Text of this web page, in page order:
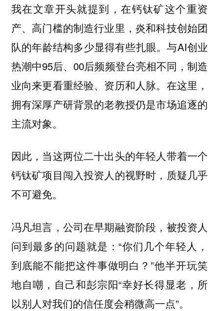
我在文章开头就提到，在钙钛矿这个重资
产、高门槛的制造行业里，炎和科技创始团
队的年龄结构多少显得有些扎眼。与AI创业
热潮中95后、00后频频登台亮相不同，制造
业向来更看重经验、资历和人脉。在这里，
拥有深厚产研背景的老教授仍是市场追逐的
主流对象。
因此，当这两位二十出头的年轻人带着一个
钙钛矿项目闯入投资人的视野时，质疑几乎
不可避免。
冯凡坦言，公司在早期融资阶段，被投资人
问到最多的问题就是：“你们几个年轻人，
到底能不能把这件事做明白？”他半开玩笑
地自嘲，自己和彭宗阳“幸好长得显老，所
以别人对我们的信任度会稍微高一点”。